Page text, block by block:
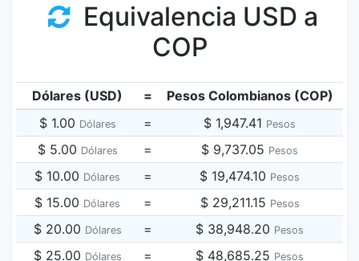
Equivalencia USD a
COP
Dólares (USD) =
Pesos Colombianos (COP)
$ 1.00 Dólares = $ 1,947.41 Pesos
$ 5.00 Dólares = $ 9,737.05 Pesos
$ 10.00 Dólares = $ 19,474.10 Pesos
$ 15.00 Dólares = $ 29,211.15 Pesos
$ 20.00 Dólares = $ 38,948.20 Pesos
$ 25.00 Dólares = $ 48,685.25 Pesos